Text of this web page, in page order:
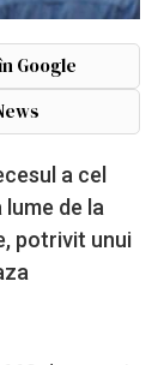
Google
a cel
de la
potrivit unui